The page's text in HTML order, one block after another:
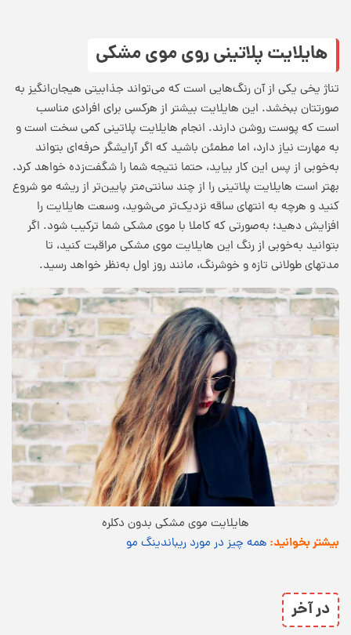
هایلایت پلاتینی روی موی مشکی
تناژ یخی یکی از آن رنگ‌هایی است که می‌تواند جذابیتی هیجان‌انگیز به
صورتتان ببخشد. این هایلایت بیشتر از هرکسی برای افرادی مناسب
است که پوست روشن دارند. انجام هایلایت پلاتینی کمی سخت است و
به مهارت نیاز دارد، اما مطمئن باشید که اگر آرایشگر حرفه‌ای بتواند
به‌خوبی از پس این کار بیاید، حتما نتیجه شما را شگفت‌زده خواهد کرد.
بهتر است هایلایت پلاتینی را از چند سانتی‌متر پایین‌تر از ریشه مو شروع
کنید و هرچه به انتهای ساقه نزدیک‌تر می‌شوید، وسعت هایلایت را
افزایش دهید؛ به‌صورتی که کاملا با موی مشکی شما ترکیب شود. اگر
بتوانید به‌خوبی از رنگ این هایلایت موی مشکی مراقبت کنید، تا
مدتهای طولانی تازه و خوشرنگ، مانند روز اول به‌نظر خواهد رسید.
هایلایت موی مشکی بدون دکلره
بیشتر بخوانید: همه چیز در مورد ریباندینگ مو
در آخر